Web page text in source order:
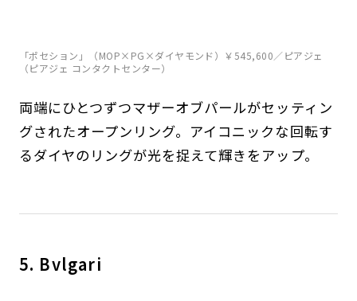
「ポセション」（MOP×PG×ダイヤモンド）￥545,600／ピアジェ
（ピアジェ コンタクトセンター）
両端にひとつずつマザーオブパールがセッティン
グされたオープンリング。アイコニックな回転す
るダイヤのリングが光を捉えて輝きをアップ。
5. Bvlgari